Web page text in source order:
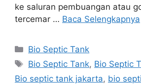
ke saluran pembuangan atau
tercemar … Baca Selengkapnya
Kategori
Bio Septic Tank
Tag
Bio Septic Tank, Bio Septic
Bio septic tank jakarta, bio